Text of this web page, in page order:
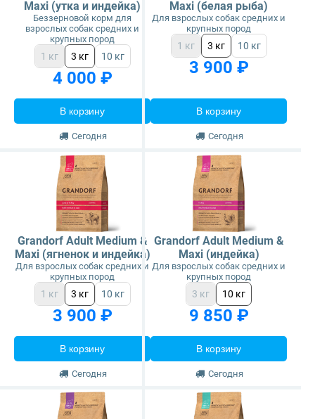
Maxi (утка и индейка)
Беззерновой корм для
взрослых собак средних и
крупных пород
1 кг 3 кг 10 кг
4 000 ₽
В корзину
Сегодня
Maxi (белая рыба)
Для взрослых собак средних и
крупных пород
1 кг 3 кг 10 кг
3 900 ₽
В корзину
Сегодня
Grandorf Adult Medium &
Maxi (ягненок и индейка)
Для взрослых собак средних и
крупных пород
1 кг 3 кг 10 кг
3 900 ₽
В корзину
Сегодня
Grandorf Adult Medium &
Maxi (индейка)
Для взрослых собак средних и
крупных пород
3 кг 10 кг
9 850 ₽
В корзину
Сегодня